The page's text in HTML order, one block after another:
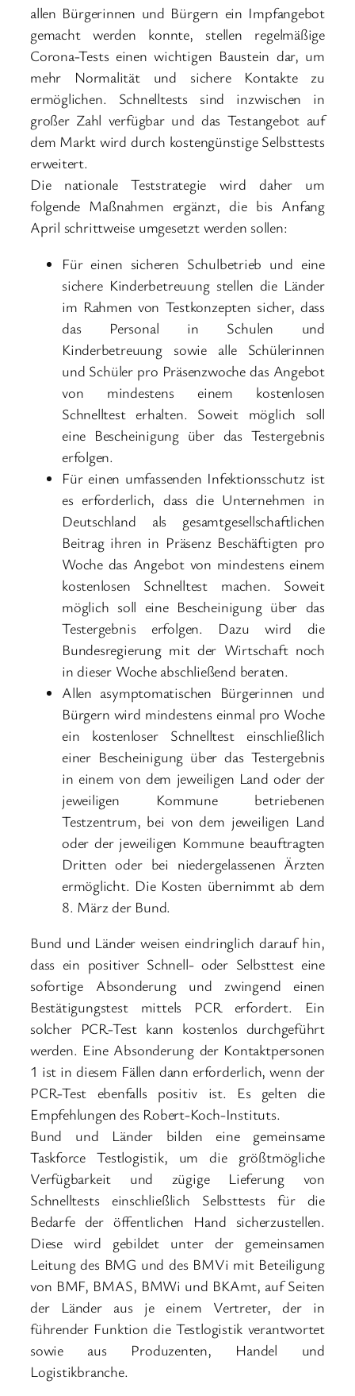
allen Bürgerinnen und Bürgern ein Impfangebot
gemacht werden konnte, stellen regelmäßige
Corona-Tests einen wichtigen Baustein dar, um
mehr Normalität und sichere Kontakte zu
ermöglichen. Schnelltests sind inzwischen in
großer Zahl verfügbar und das Testangebot auf
dem Markt wird durch kostengünstige Selbsttests
erweitert.
Die nationale Teststrategie wird daher um
folgende Maßnahmen ergänzt, die bis Anfang
April schrittweise umgesetzt werden sollen:
Für einen sicheren Schulbetrieb und eine
sichere Kinderbetreuung stellen die Länder
im Rahmen von Testkonzepten sicher, dass
das Personal in Schulen und
Kinderbetreuung sowie alle Schülerinnen
und Schüler pro Präsenzwoche das Angebot
von mindestens einem kostenlosen
Schnelltest erhalten. Soweit möglich soll
eine Bescheinigung über das Testergebnis
erfolgen.
Für einen umfassenden Infektionsschutz ist
es erforderlich, dass die Unternehmen in
Deutschland als gesamtgesellschaftlichen
Beitrag ihren in Präsenz Beschäftigten pro
Woche das Angebot von mindestens einem
kostenlosen Schnelltest machen. Soweit
möglich soll eine Bescheinigung über das
Testergebnis erfolgen. Dazu wird die
Bundesregierung mit der Wirtschaft noch
in dieser Woche abschließend beraten.
Allen asymptomatischen Bürgerinnen und
Bürgern wird mindestens einmal pro Woche
ein kostenloser Schnelltest einschließlich
einer Bescheinigung über das Testergebnis
in einem von dem jeweiligen Land oder der
jeweiligen Kommune betriebenen
Testzentrum, bei von dem jeweiligen Land
oder der jeweiligen Kommune beauftragten
Dritten oder bei niedergelassenen Ärzten
ermöglicht. Die Kosten übernimmt ab dem
8. März der Bund.
Bund und Länder weisen eindringlich darauf hin,
dass ein positiver Schnell- oder Selbsttest eine
sofortige Absonderung und zwingend einen
Bestätigungstest mittels PCR erfordert. Ein
solcher PCR-Test kann kostenlos durchgeführt
werden. Eine Absonderung der Kontaktpersonen
1 ist in diesem Fällen dann erforderlich, wenn der
PCR-Test ebenfalls positiv ist. Es gelten die
Empfehlungen des Robert-Koch-Instituts.
Bund und Länder bilden eine gemeinsame
Taskforce Testlogistik, um die größtmögliche
Verfügbarkeit und zügige Lieferung von
Schnelltests einschließlich Selbsttests für die
Bedarfe der öffentlichen Hand sicherzustellen.
Diese wird gebildet unter der gemeinsamen
Leitung des BMG und des BMVi mit Beteiligung
von BMF, BMAS, BMWi und BKAmt, auf Seiten
der Länder aus je einem Vertreter, der in
führender Funktion die Testlogistik verantwortet
sowie aus Produzenten, Handel und
Logistikbranche.